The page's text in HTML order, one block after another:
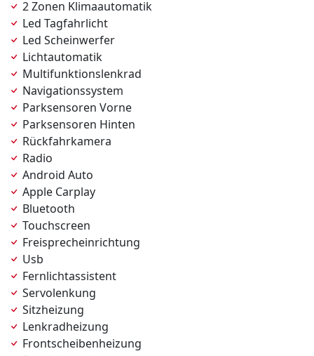
2 Zonen Klimaautomatik
Led Tagfahrlicht
Led Scheinwerfer
Lichtautomatik
Multifunktionslenkrad
Navigationssystem
Parksensoren Vorne
Parksensoren Hinten
Rückfahrkamera
Radio
Android Auto
Apple Carplay
Bluetooth
Touchscreen
Freisprecheinrichtung
Usb
Fernlichtassistent
Servolenkung
Sitzheizung
Lenkradheizung
Frontscheibenheizung